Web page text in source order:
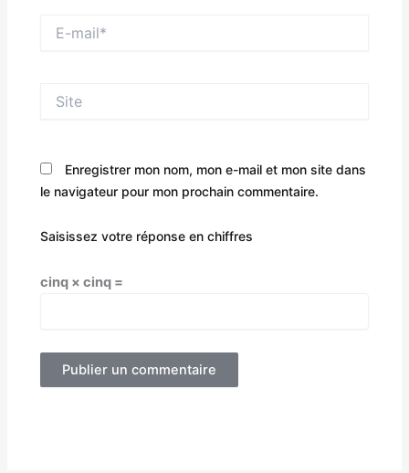
mail*
Enregistrer mon nom, mon e-mail et mon site dans
le navigateur pour mon prochain commentaire.
Saisissez votre réponse en chiffres
cinq × cinq =